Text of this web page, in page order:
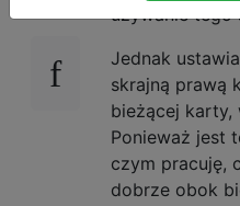
używanie tego
Jednak
skrajną prawą
bieżącej karty,
Ponieważ jest
czym pracuję,
dobrze obok